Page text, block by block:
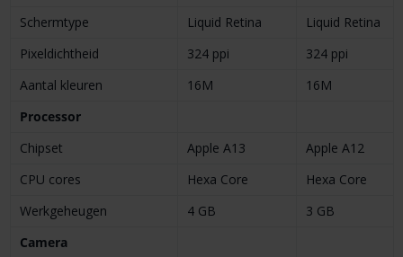
Schermtype
Liquid Retina
Liquid Retina
Pixel­dichtheid
324 ppi
324 ppi
Aantal kleuren
16M
16M
Processor
Chipset
Apple A13
Apple A12
CPU cores
Hexa Core
Hexa Core
Werk­geheugen
4 GB
3 GB
Camera